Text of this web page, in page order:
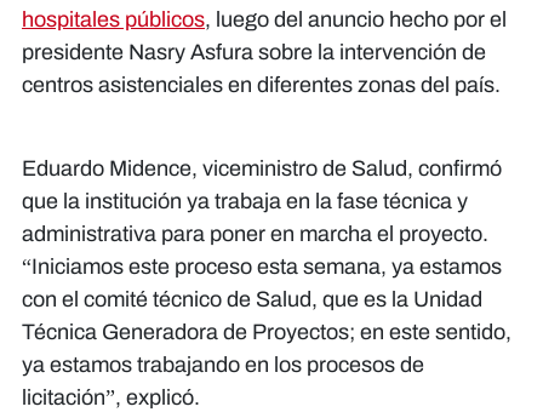
hospitales públicos, luego del anuncio hecho por el
presidente Nasry Asfura sobre la intervención de
centros asistenciales en diferentes zonas del país.
Eduardo Midence, viceministro de Salud, confirmó
que la institución ya trabaja en la fase técnica y
administrativa para poner en marcha el proyecto.
“Iniciamos este proceso esta semana, ya estamos
con el comité técnico de Salud, que es la Unidad
Técnica Generadora de Proyectos; en este sentido,
ya estamos trabajando en los procesos de
licitación”, explicó.